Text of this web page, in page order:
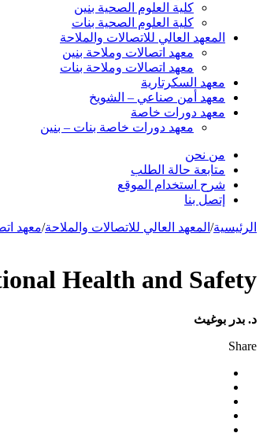
كلية العلوم الصحية بنين
كلية العلوم الصحية بنات
المعهد العالي للاتصالات والملاحة
معهد اتصالات وملاحة بنين
معهد اتصالات وملاحة بنات
معهد السكرتارية
معهد أمن صناعي – الشويخ
معهد دورات خاصة
معهد دورات خاصة بنات – بنين
من نحن
متابعة حالة الطلب
شرح استخدام الموقع
إتصل بنا
الرئيسية/ المعهد العالي للاتصالات والملاحة/معهد
Health and Safety
د. بدر بوغيث
Share